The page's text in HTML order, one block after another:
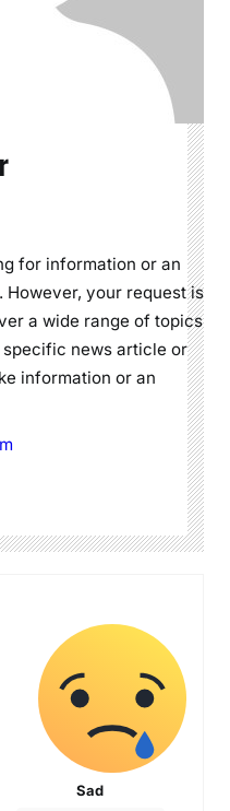
for information or an
your request is
a wide range of topics
news article or
information or an
Sad